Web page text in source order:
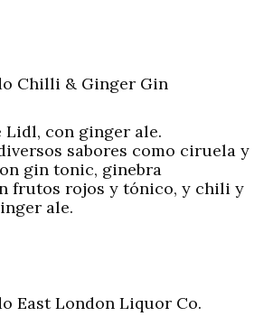
Chilli & Ginger Gin
con ginger ale.
sabores como ciruela y
gin tonic, ginebra
frutos rojos y tónico, y chili y
ale.
East London Liquor Co.